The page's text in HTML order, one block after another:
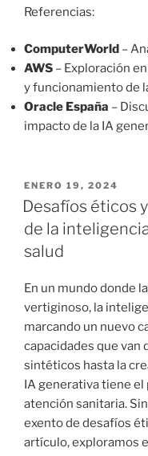
Referencias:
ComputerWorld –
AWS – Exploración
y funcionamiento de
Oracle España –
impacto de la IA
PUBLICADO
EL
ENERO 19, 2024
Desafíos éticos
de la
salud
En un mundo donde
vertiginoso, la
marcando un nuevo
capacidades que van
sintéticos hasta la
IA generativa tiene
atención sanitaria.
exento de desafíos
artículo, exploramos